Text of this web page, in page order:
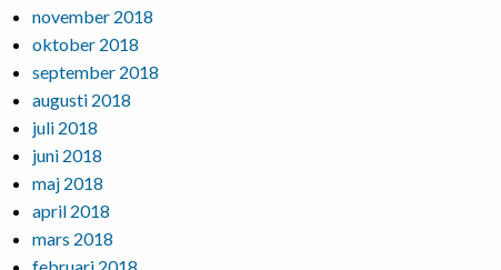
november 2018
oktober 2018
september 2018
augusti 2018
juli 2018
juni 2018
maj 2018
april 2018
mars 2018